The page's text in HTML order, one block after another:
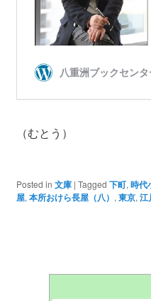
（むとう）
Posted in 文庫 | Tagged 下町, 時代
屋, 本所おけら長屋（八） , 東京, 江